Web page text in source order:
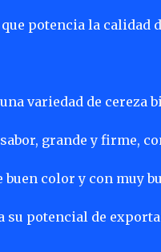
potencia la calidad
variedad de cereza
grande y firme,
color y con muy
potencial de